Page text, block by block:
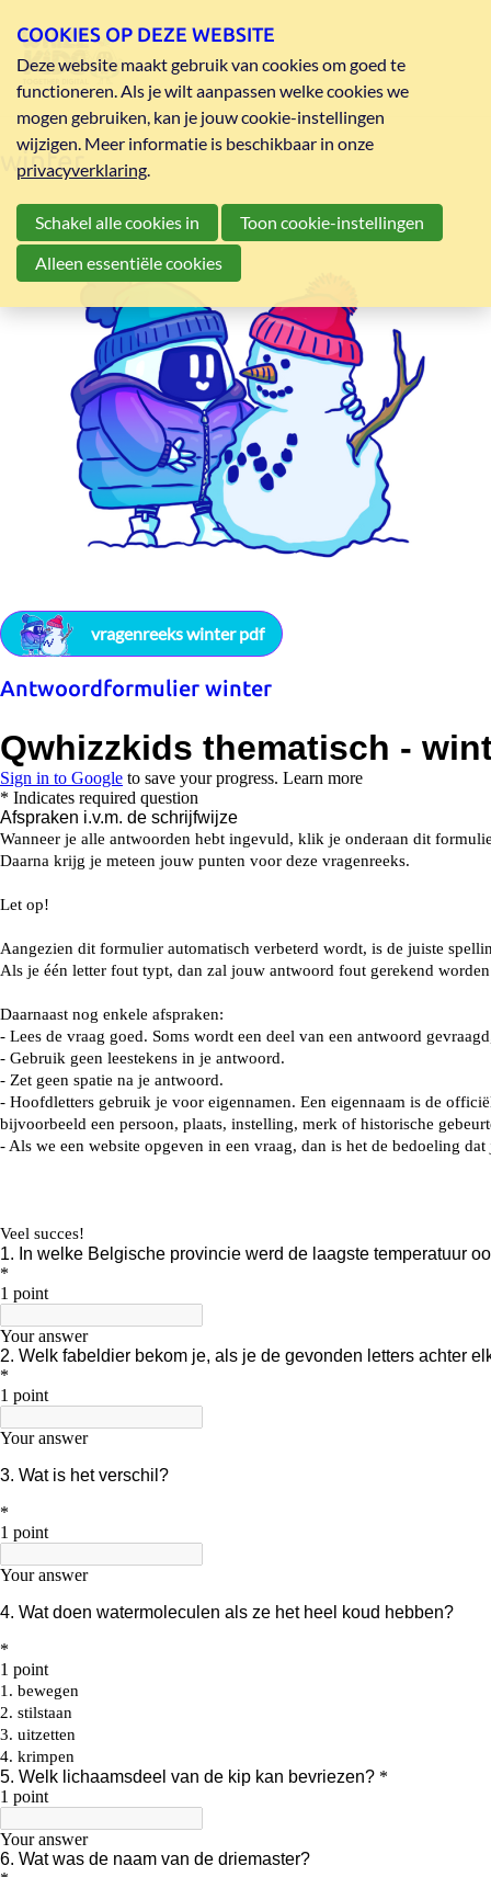
winter
vragenreeks winter pdf
Antwoordformulier winter
COOKIES OP DEZE WEBSITE
Deze website maakt gebruik van cookies om goed te
functioneren. Als je wilt aanpassen welke cookies we
mogen gebruiken, kan je jouw cookie-instellingen
wijzigen. Meer informatie is beschikbaar in onze
privacyverklaring.
Schakel alle cookies in
Toon cookie-instellingen
Alleen essentiële cookies